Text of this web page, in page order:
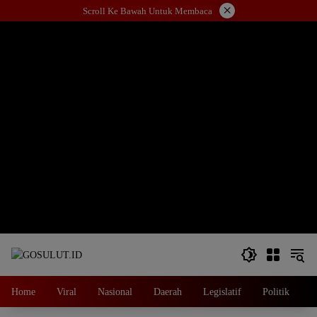
ke
Scroll Ke Bawah Untuk Membaca ×
Home Viral Nasional Daerah Legislatif Politik